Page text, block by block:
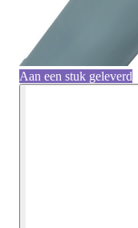
Aan een stuk geleverd